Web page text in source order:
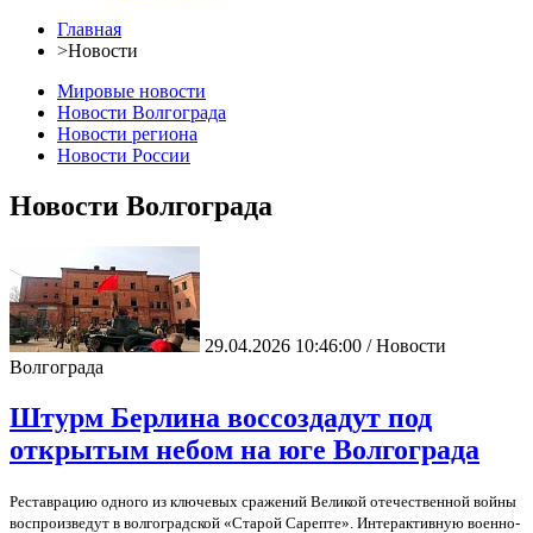
Главная
>Новости
Мировые новости
Новости Волгограда
Новости региона
Новости России
Новости Волгограда
29.04.2026 10:46:00 / Новости
Волгограда
Штурм Берлина воссоздадут под
открытым небом на юге Волгограда
Реставрацию одного из ключевых сражений Великой отечественной войны
воспроизведут в волгоградской «Старой Сарепте». Интерактивную военно-